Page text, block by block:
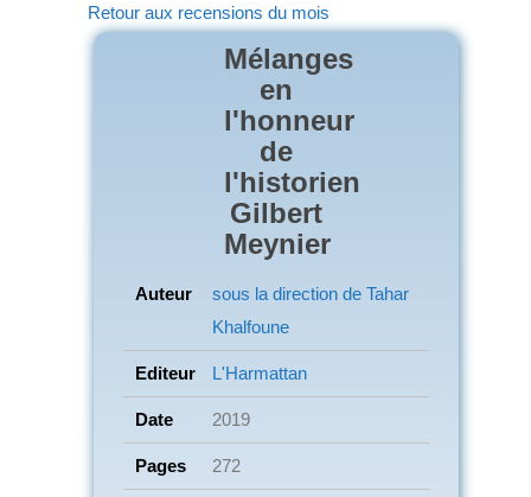
Retour aux recensions du mois
Mélanges
en
l'honneur
de
l'historien
Gilbert
Meynier
Auteur
sous la direction de Tahar
Khalfoune
Editeur L'Harmattan
Date 2019
Pages 272